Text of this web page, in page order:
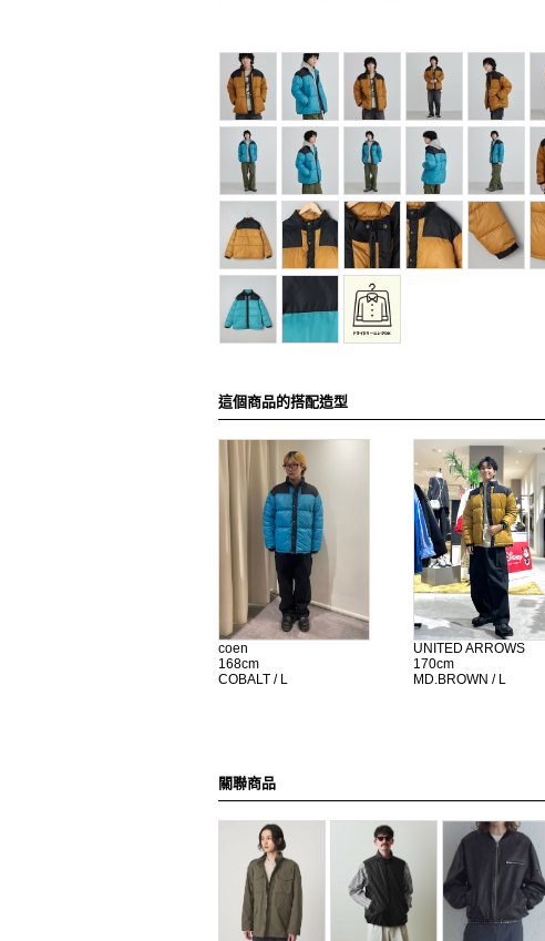
這個商品的搭配造型
coen
168cm
COBALT / L
UNITED ARROWS
170cm
MD.BROWN / L
關聯商品